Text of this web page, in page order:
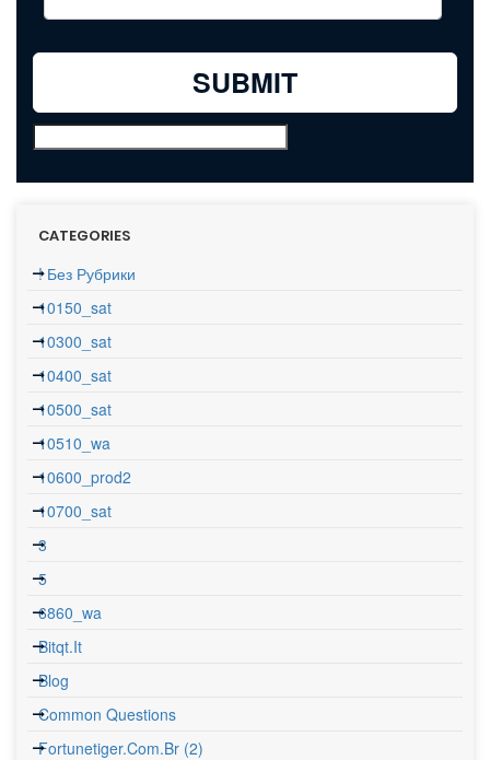
CATEGORIES
! Без Рубрики
10150_sat
10300_sat
10400_sat
10500_sat
10510_wa
10600_prod2
10700_sat
3
5
6860_wa
Bitqt.it
Blog
Common Questions
Fortunetiger.com.br (2)